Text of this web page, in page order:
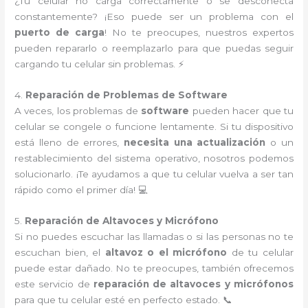
constantemente? ¡Eso puede ser un problema con el
puerto de carga! No te preocupes, nuestros expertos
pueden repararlo o reemplazarlo para que puedas seguir
cargando tu celular sin problemas. ⚡
4. Reparación de Problemas de Software
A veces, los problemas de software pueden hacer que tu
celular se congele o funcione lentamente. Si tu dispositivo
está lleno de errores, necesita una actualización o un
restablecimiento del sistema operativo, nosotros podemos
solucionarlo. ¡Te ayudamos a que tu celular vuelva a ser tan
rápido como el primer día! 💻
5. Reparación de Altavoces y Micrófono
Si no puedes escuchar las llamadas o si las personas no te
escuchan bien, el altavoz o el micrófono de tu celular
puede estar dañado. No te preocupes, también ofrecemos
este servicio de reparación de altavoces y micrófonos
para que tu celular esté en perfecto estado. 📞